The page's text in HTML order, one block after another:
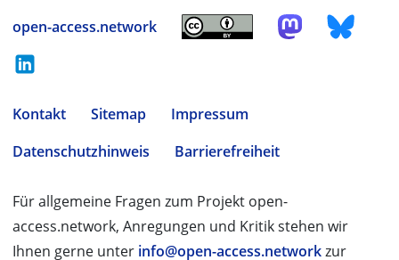
open-access.network
Kontakt Sitemap
Impressum
Datenschutzhinweis
Barrierefreiheit
Für allgemeine Fragen zum Projekt open-
access.network, Anregungen und Kritik stehen wir
Ihnen gerne unter info@open-access.networkzur